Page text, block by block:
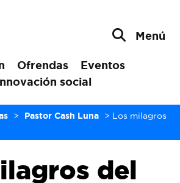
Ofrendas
Eventos
social
Menú
> Pastor Cash Luna > Los milagros
del